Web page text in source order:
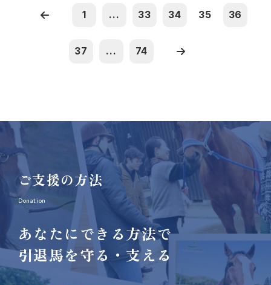
1 ... 33 34 35 36
37 ... 74
ご支援の方法
Donation
あなたにできる方法で
引退馬を守る・支える